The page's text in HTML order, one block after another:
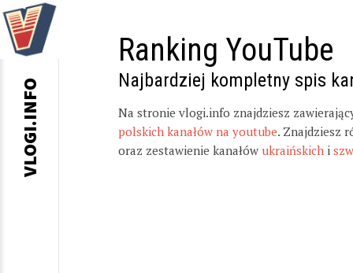
Ranking YouTube
Najbardziej kompletny spis
Na stronie vlogi.info znajdziesz
polskich kanałów na youtube. Znajdziesz
oraz zestawienie kanałów ukraińskich i
VLOGI.INFO